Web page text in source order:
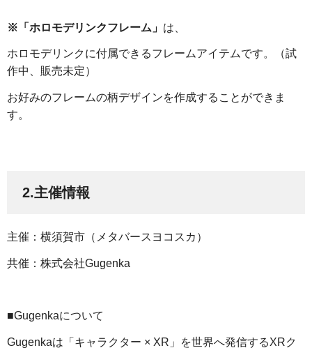
※「ホロモデリンクフレーム」 は、
ホロモデリンクに付属できるフレームアイテムです。（試
作中、販売未定）
お好みのフレームの柄デザインを作成することができま
す。
2.主催情報
主催：横須賀市（メタバースヨコスカ）
共催：株式会社Gugenka
■Gugenkaについて
Gugenkaは「キャラクター × XR」を世界へ発信するXRク